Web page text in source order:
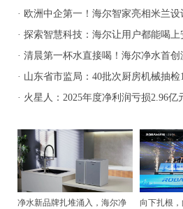
攀升
· 欧洲中企第一！海尔智家亮相米兰
厨房
· 探索智慧科技：海尔让用户都能喝
· 清晨第一杯水直接喝！海尔净水首
· 山东省市监局：40批次厨房机械抽
三丫家用电器
· 火星人：2025年度净利润亏损2.96亿
净水新品牌扎堆涌入，海尔净 向下扎根